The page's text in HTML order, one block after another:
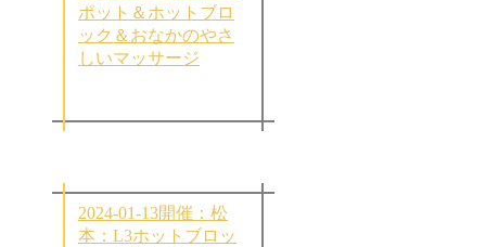
ポット＆ホットブロ
ック＆おなかのやさ
しいマッサージ
2024-01-13開催：松
本：L3ホットブロッ